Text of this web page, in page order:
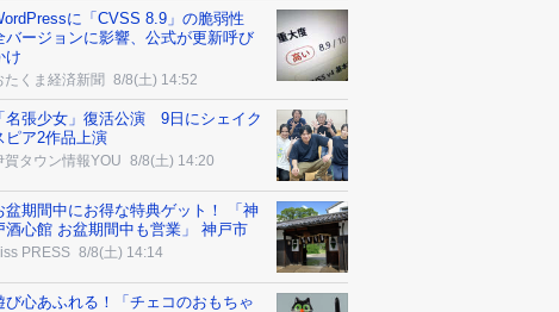
に「CVSS 8.9」の脆弱性
バージョンに影響、公式が更新呼び
け
たくま経済新聞 8/8(土) 14:52
「名張少女」復活公演 9日にシェイク
ピア2作品上演
賀タウン情報YOU 8/8(土) 14:20
盆期間中にお得な特典ゲット！ 「神
酒心館 お盆期間中も営業」 神戸市
PRESS 8/8(土) 14:14
び心あふれる！「チェコのおもちゃ